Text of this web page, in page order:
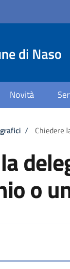
di Naso
Novità
pane
/ Chiedere
o